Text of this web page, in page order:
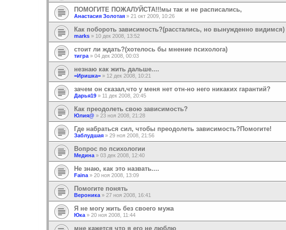
ПОМОГИТЕ ПОЖАЛУЙСТА!!!мы так и не расписались,
Анастасия Золотая » 21 окт 2009, 10:26
Как побороть зависимость?(расстались, но вынужденно видимся)
marks » 10 дек 2008, 13:52
стоит ли ждать?(хотелось бы мнение психолога)
тигра » 04 дек 2008, 00:03
незнаю как жить дальше....
=Иришка= » 12 дек 2008, 10:21
зачем он сказал,что у меня нет отн-но него никаких гарантий?
Дарья19 » 11 дек 2008, 20:45
Как преодолеть свою зависимость?
Юлия@ » 23 ноя 2008, 21:28
Где набраться сил, чтобы преодолеть зависимость?Помогите!
Заблудшая » 29 ноя 2008, 21:56
Вопрос по психологии
Медина » 03 дек 2008, 12:40
Не знаю, как это назвать....
Faina » 20 ноя 2008, 13:09
Помогите понять
Вероника » 27 ноя 2008, 16:41
Я не могу жить без своего мужа
Юка » 20 ноя 2008, 11:44
мне кажется что я его не люблю